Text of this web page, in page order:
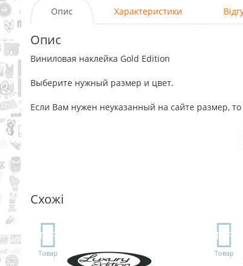
Опис Характеристики
Опис
Виниловая наклейка Gold Edition
Выберите нужный размер и цвет.
Если Вам нужен неуказанный на сайте размер,
Схожі
TOP
Товар
TOP
Товар